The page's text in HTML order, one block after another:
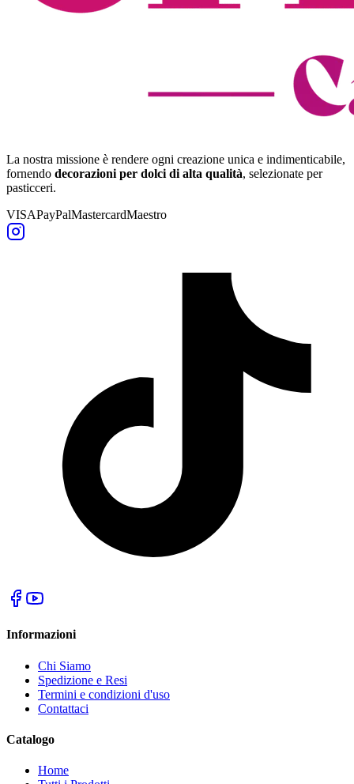
La nostra missione è rendere ogni creazione unica e indimenticabile,
fornendo decorazioni per dolci di alta qualità, selezionate per
pasticceri.
VISAPayPalMastercardMaestro
Informazioni
Chi Siamo
Spedizione e Resi
Termini e condizioni d'uso
Contattaci
Catalogo
Home